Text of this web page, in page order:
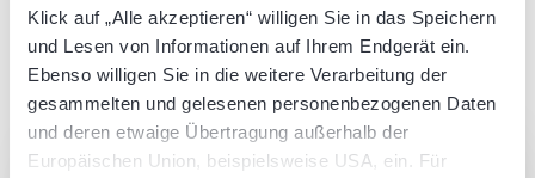
Klick auf „Alle akzeptieren“ willigen Sie in das Speichern
und Lesen von Informationen auf Ihrem Endgerät ein.
Ebenso willigen Sie in die weitere Verarbeitung der
gesammelten und gelesenen personenbezogenen Daten
und deren etwaige Übertragung außerhalb der
Europäischen Union, beispielsweise USA, ein. Für
Autor dieses Artikels
Was können wir für Sie tun?